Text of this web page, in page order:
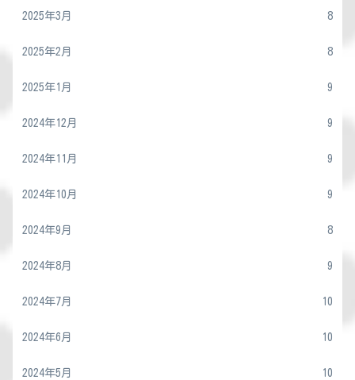
2025年3月 8
2025年2月 8
2025年1月 9
2024年12月 9
2024年11月 9
2024年10月 9
2024年9月 8
2024年8月 9
2024年7月 10
2024年6月 10
2024年5月 10